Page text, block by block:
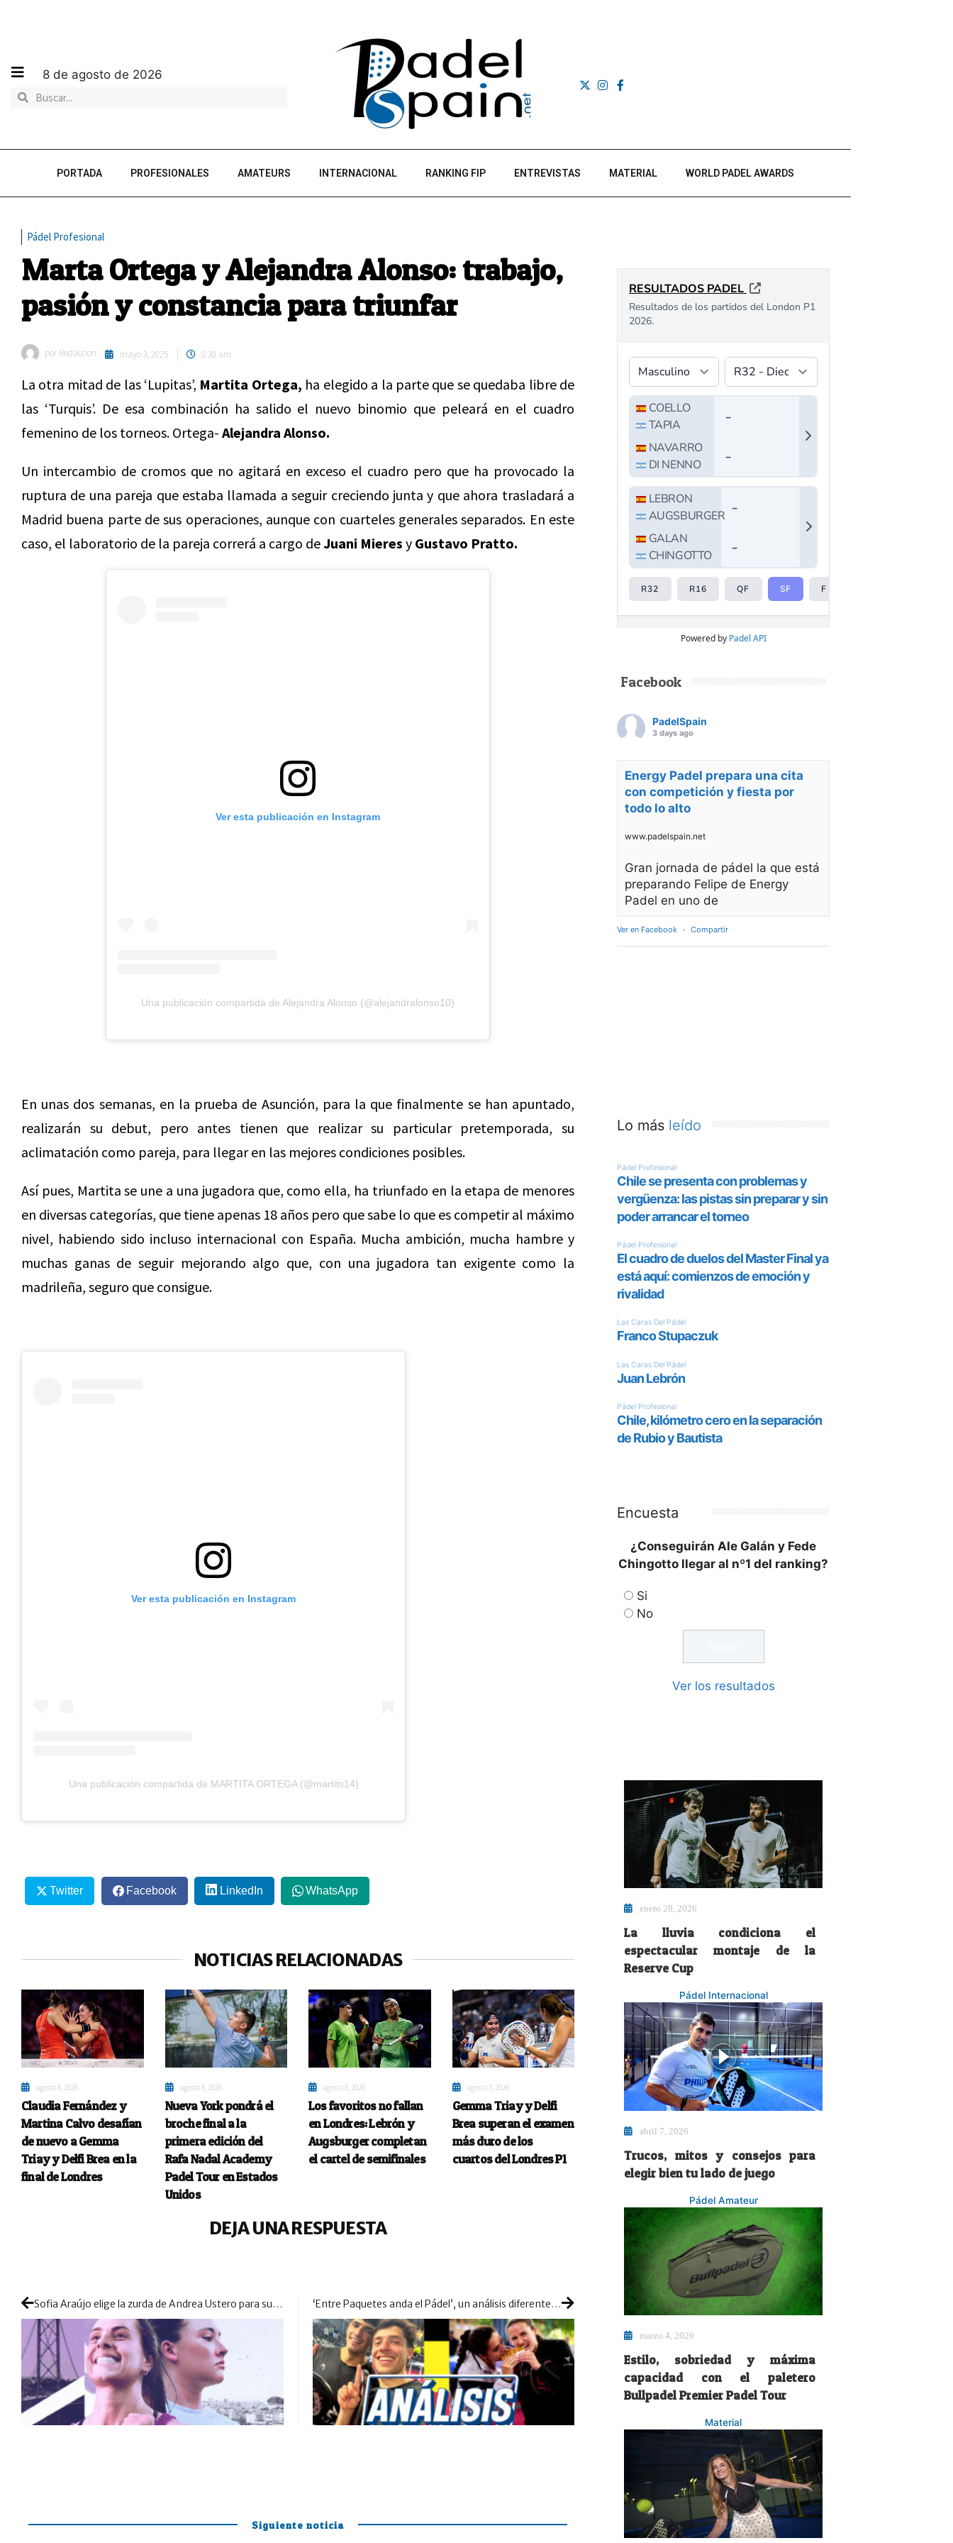
8 de agosto de 2026
PORTADA PROFESIONALES AMATEURS INTERNACIONAL RANKING FIP ENTREVISTAS MATERIAL WORLD PADEL AWARDS
Pádel Profesional
Marta Ortega y Alejandra Alonso: trabajo,
pasión y constancia para triunfar
por Redaccion mayo 3, 2025 8:30 am
La otra mitad de las ‘Lupitas’, Martita Ortega, ha elegido a la parte que se quedaba libre de
las ‘Turquis’. De esa combinación ha salido el nuevo binomio que peleará en el cuadro
femenino de los torneos. Ortega- Alejandra Alonso.
Un intercambio de cromos que no agitará en exceso el cuadro pero que ha provocado la
ruptura de una pareja que estaba llamada a seguir creciendo junta y que ahora trasladará a
Madrid buena parte de sus operaciones, aunque con cuarteles generales separados. En este
caso, el laboratorio de la pareja correrá a cargo deJuani Mieres y Gustavo Pratto.
Ver esta publicación en Instagram
Una publicación compartida de Alejandra Alonso (@alejandralonso10)
En unas dos semanas, en la prueba de Asunción, para la que finalmente se han apuntado,
realizarán su debut, pero antes tienen que realizar su particular pretemporada, su
aclimatación como pareja, para llegar en las mejores condiciones posibles.
Así pues, Martita se une a una jugadora que, como ella, ha triunfado en la etapa de menores
en diversas categorías, que tiene apenas 18 años pero que sabe lo que es competir al máximo
nivel, habiendo sido incluso internacional con España. Mucha ambición, mucha hambre y
muchas ganas de seguir mejorando algo que, con una jugadora tan exigente como la
madrileña, seguro que consigue.
Ver esta publicación en Instagram
Una publicación compartida de MARTITA ORTEGA (@martits14)
Twitter Facebook LinkedIn WhatsApp
NOTICIAS RELACIONADAS
agosto 8, 2026
Claudia Fernández y
Martina Calvo desafían
de nuevo a Gemma
Triay y Delfi Brea en la
final de Londres
agosto 8, 2026
Nueva York pondrá el
broche final a la
primera edición del
Rafa Nadal Academy
Padel Tour en Estados
Unidos
agosto 8, 2026
Los favoritos no fallan
en Londres: Lebrón y
Augsburger completan
el cartel de semifinales
agosto 7, 2026
Gemma Triay y Delfi
Brea superan el examen
más duro de los
cuartos del Londres P1
DEJA UNA RESPUESTA
Sofia Araújo elige la zurda de Andrea Ustero para su nuevo proyecto ‘Entre Paquetes anda el Pádel’, un análisis diferente de los torneos en el que colaboramos con Felipe de ‘Energy Padel’
Siguiente noticia
Powered by Padel API
Facebook
PadelSpain
3 days ago
Energy Padel prepara una cita
con competición y fiesta por
todo lo alto
www.padelspain.net
Gran jornada de pádel la que está
preparando Felipe de Energy
Padel en uno de
Ver en Facebook · Compartir
Lo más leído
Encuesta
¿Conseguirán Ale Galán y Fede
Chingotto llegar al nº1 del ranking?
Si
No
Ver los resultados
enero 28, 2026
La lluvia condiciona el
espectacular montaje de la
Reserve Cup
Pádel Internacional
abril 7, 2026
Trucos, mitos y consejos para
elegir bien tu lado de juego
Pádel Amateur
marzo 4, 2026
Estilo, sobriedad y máxima
capacidad con el paletero
Bullpadel Premier Padel Tour
Material